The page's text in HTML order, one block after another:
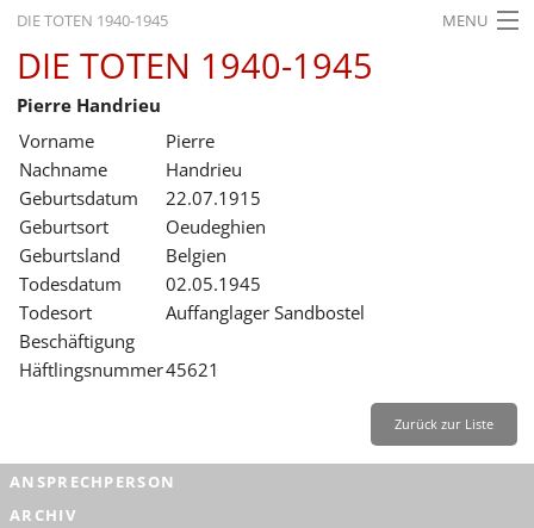
DIE TOTEN 1940-1945 MENU
STARTSEITE
AKTUELLES
AUSSTELLUNGEN
GESCHICHTE
BILDUNG
FORSCHUNG
SERVICE
Leichte Sprache
DIE TOTEN 1940-1945
Pierre Handrieu
Vorname
Pierre
Nachname
Handrieu
Geburtsdatum
22.07.1915
Geburtsort
Oeudeghien
Geburtsland
Belgien
Todesdatum
02.05.1945
Todesort
Auffanglager Sandbostel
Beschäftigung
Häftlingsnummer45621
Zurück zur Liste
ANSPRECHPERSON
ARCHIV